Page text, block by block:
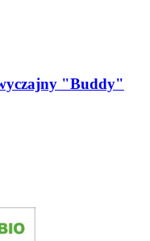
"Buddy"